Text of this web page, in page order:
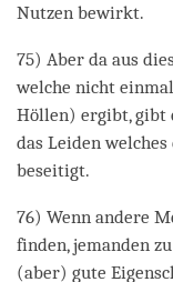
Nutzen bewirkt.
75) Aber da aus
welche nicht
Höllen) ergibt, gibt
das Leiden
beseitigt.
76) Wenn andere
finden, jemanden
(aber) gute